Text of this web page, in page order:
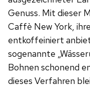
Genuss. Mit dieser
Caffè New York,
entkoffeiniert
sogenannte
Bohnen schonend
dieses Verfahren